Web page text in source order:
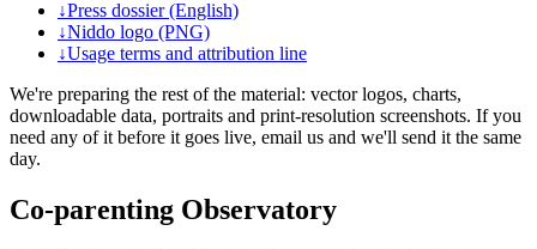
↓Press dossier (English)
↓Niddo logo (PNG)
↓Usage terms and attribution line
We're preparing the rest of the material: vector logos, charts,
downloadable data, portraits and print-resolution screenshots. If you
need any of it before it goes live, email us and we'll send it the same
day.
Co-parenting Observatory